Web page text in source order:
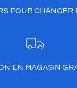
POUR CHANGER
EN MAGASIN